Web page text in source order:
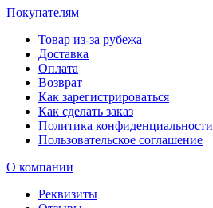
Покупателям
Товар из-за рубежа
Доставка
Оплата
Возврат
Как зарегистрироваться
Как сделать заказ
Политика конфиденциальности
Пользовательское соглашение
О компании
Реквизиты